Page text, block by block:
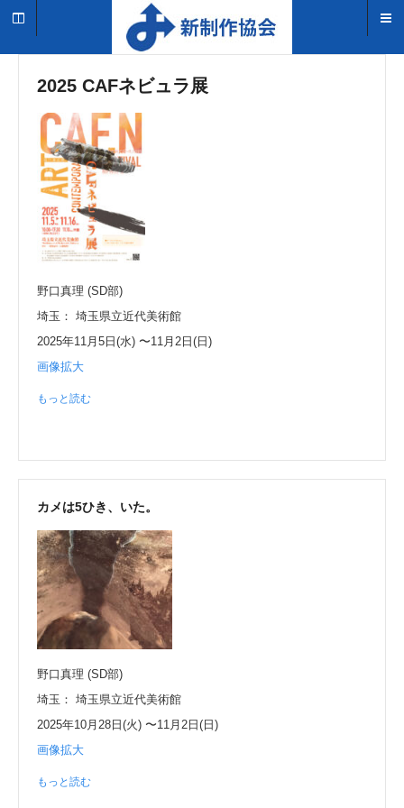
2025 CAFネビュラ展
野口真理 (SD部)
埼玉： 埼玉県立近代美術館
2025年11月5日(水) 〜11月2日(日)
画像拡大
もっと読む
カメは5ひき、いた。
野口真理 (SD部)
埼玉： 埼玉県立近代美術館
2025年10月28日(火) 〜11月2日(日)
画像拡大
もっと読む